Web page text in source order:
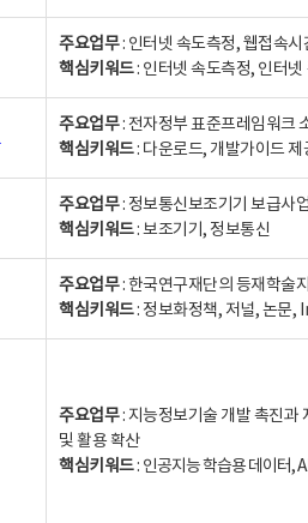
주요업무: 인터넷 속도측정, 웹접속
핵심키워드: 인터넷 속도측정, 인터
주요업무: 전자정부 표준프레임워크
핵심키워드: 다운로드, 개발가이드 제
주요업무: 정보통신보조기기 보급사
핵심키워드: 보조기기, 정보통신
주요업무: 한국연구재단의 등재학술
핵심키워드: 정보화정책, 저널, 논
주요업무: 지능정보기술 개발 촉진과
및 활용 확산
핵심키워드: 인공지능 학습용 데이터,